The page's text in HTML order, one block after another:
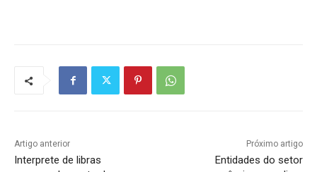
Artigo anterior
Interprete de libras
Próximo artigo
Entidades do setor